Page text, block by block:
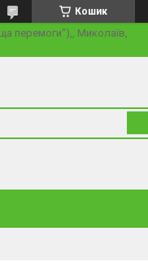
Кошик
перемоги"),, Миколаїв,